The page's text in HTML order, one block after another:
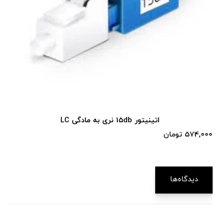
اتینیتور 15db نری به مادگی LC
574,000 تومان
دیدگاه‌ها